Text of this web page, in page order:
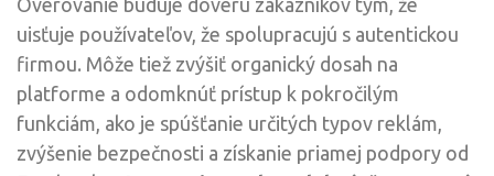
uisťuje používateľov, že spolupracujú s autentickou
firmou. Môže tiež zvýšiť organický dosah na
platforme a odomknúť prístup k pokročilým
funkciám, ako je spúšťanie určitých typov reklám,
zvýšenie bezpečnosti a získanie priamej podpory od